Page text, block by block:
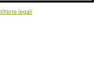
Note legali